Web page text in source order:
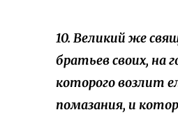
10. Великий же
братьев своих, на
которого возлит
помазания, и